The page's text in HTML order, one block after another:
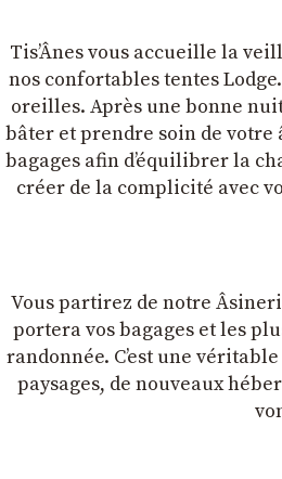
Tis’Ânes vous accueille la
nos confortables tentes
oreilles. Après une bonne
bâter et prendre soin de votre
bagages afin dʼéquilibrer la
créer de la complicité avec
Vous partirez de notre
portera vos bagages et les
randonnée. C’est une
paysages, de nouveaux